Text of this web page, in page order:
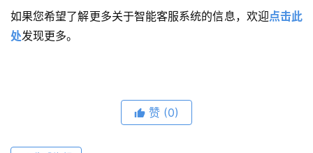
如果您希望了解更多关于智能客服系统的信息，欢迎点击此
处发现更多。
赞 (0)